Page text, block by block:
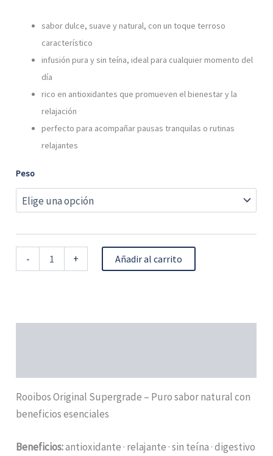
sabor dulce, suave y natural, con un toque terroso
característico
infusión pura y sin teína, ideal para cualquier momento del
día
rico en antioxidantes que promueven el bienestar y la
relajación
perfecto para acompañar pausas tranquilas o rutinas
relajantes
Peso
- + Añadir al carrito
Rooibos Original Supergrade – Puro sabor natural con
beneficios esenciales
Beneficios:antioxidante · relajante · sin teína · digestivo